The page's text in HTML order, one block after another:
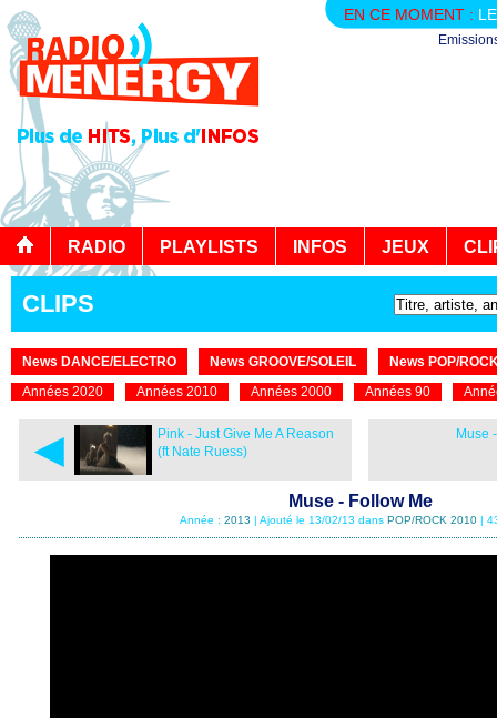
EN CE MOMENT :
RADIO PLAYLISTS INFOS JEUX
CLIPS
News DANCE/ELECTRO News GROOVE/SOLEIL
News POP/
Années 2020
Années 2010 Années 2000 Années 90
◄
Pink - Just Give Me A Reason
(ft Nate Ruess)
Muse
Muse - Follow Me
Année : 2013 | Ajouté le 13/02/13 dans POP/ROCK 2010|